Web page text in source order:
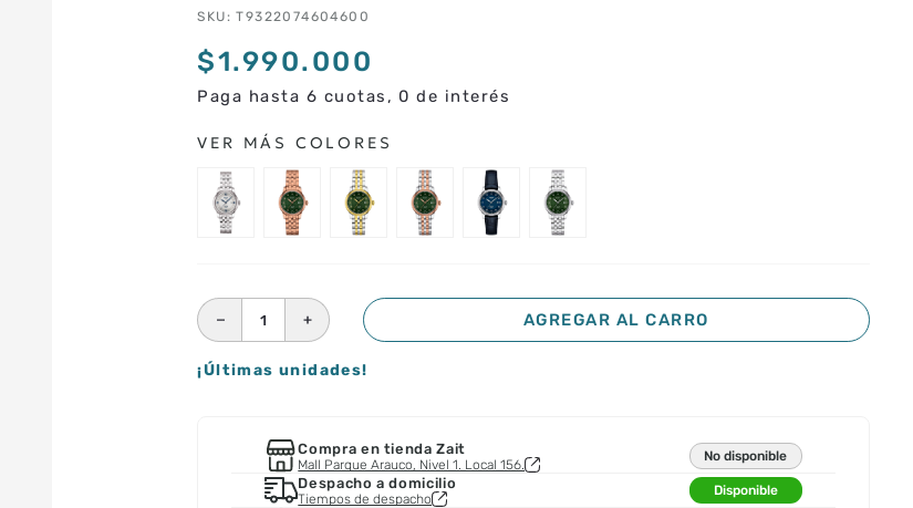
SKU :T9322074604600
$1.990.000
Paga hasta 6 cuotas, 0 de interés
＋
－ AGREGAR AL CARRO
¡Últimas unidades!
Compra en tienda Zait
Mall Parque Arauco, Nivel 1. Local 156.
No disponible
Despacho a domicilio
Tiempos de despacho
Disponible